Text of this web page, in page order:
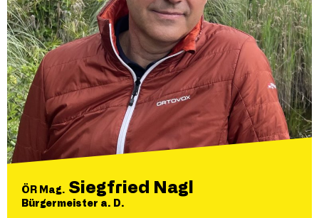
ÖR Mag. Siegfried Nagl
Bürgermeister a. D.